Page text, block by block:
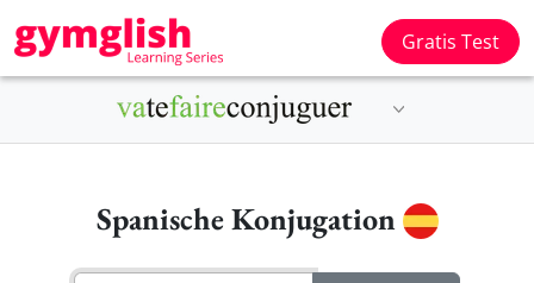
Gratis Test
Spanische Konjugation